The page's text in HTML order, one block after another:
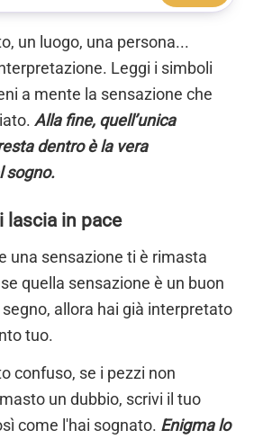
un luogo, una persona...
Leggi i simboli
a mente la sensazione che
Alla fine, quell’unica
dentro è la vera
sogno.
lascia in pace
una sensazione ti è rimasta
quella sensazione è un buon
allora hai già interpretato
tuo.
confuso, se i pezzi non
un dubbio, scrivi il tuo
come l'hai sognato. Enigma lo